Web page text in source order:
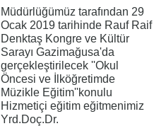
Müdürlüğümüz tarafından 29
Ocak 2019 tarihinde Rauf Raif
Denktaş Kongre ve Kültür
Sarayı Gazimağusa'da
gerçekleştirilecek ''Okul
Öncesi ve İlköğretimde
Müzikle Eğitim''konulu
Hizmetiçi eğitim eğitmenimiz
Yrd.Doç.Dr.